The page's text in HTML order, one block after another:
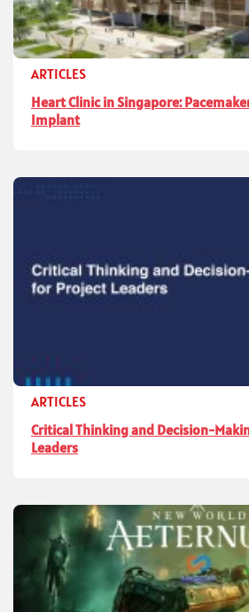
ARTICLES
Heart Clinic in Singapore:
Implant
ARTICLES
Critical Thinking and Decision-
Leaders